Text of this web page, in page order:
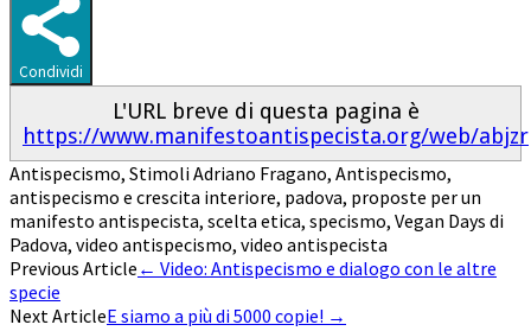
Condividi
L'URL breve di questa pagina è
https://www.manifestoantispecista.org/web/abjzr
Antispecismo, StimoliAdriano Fragano, Antispecismo,
antispecismo e crescita interiore, padova, proposte per un
manifesto antispecista, scelta etica, specismo, Vegan Days di
Padova, video antispecismo, video antispecista
Post
navigation
Previous Article ← Video: Antispecismo e dialogo con le altre
specie
Next ArticleE siamo a più di 5000 copie! →